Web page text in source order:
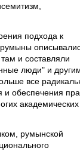
подхода к
и составляли
люди" и
все
и обеспечения
академических
румынской